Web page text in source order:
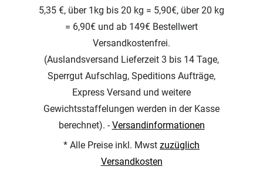
5,35 €, über 1kg bis 20 kg = 5,90€, über 20 kg
= 6,90€ und ab 149€ Bestellwert
Versandkostenfrei.
(Auslandsversand Lieferzeit 3 bis 14 Tage,
Sperrgut Aufschlag, Speditions Aufträge,
Express Versand und weitere
Gewichtsstaffelungen werden in der Kasse
berechnet). -Versandinformationen
* Alle Preise inkl. Mwst zuzüglich
Versandkosten